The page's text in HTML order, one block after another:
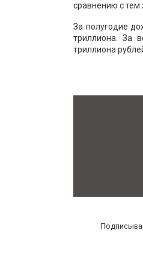
сравнению с тем
За полугодие
триллиона. За
триллиона